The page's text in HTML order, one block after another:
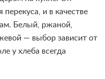
и в качестве
Белый, ржаной,
— выбор зависит от
у хлеба всегда